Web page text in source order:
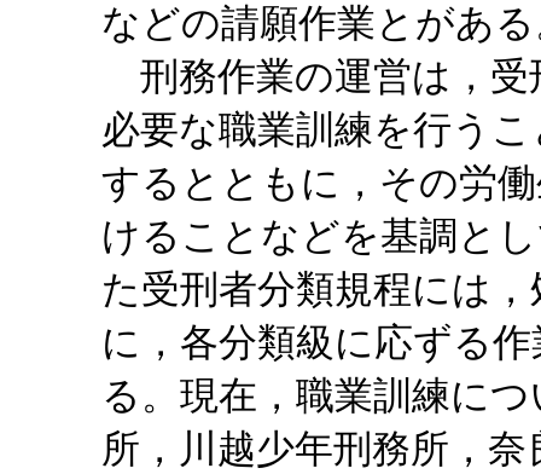
などの請願作業とがあ
刑務作業の運営は，受
必要な職業訓練を行う
するとともに，その労
けることなどを基調と
た受刑者分類規程には
に，各分類級に応ずる
る。現在，職業訓練に
所，川越少年刑務所，